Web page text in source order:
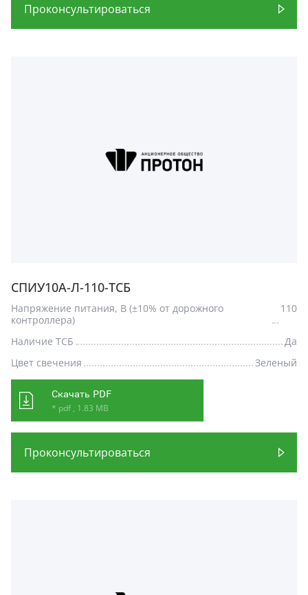
Проконсультироваться
СПИУ10А-Л-110-ТСБ
Напряжение питания, В (±10% от дорожного
контроллера)
110
Наличие ТСБ
Да
Цвет свечения
Зеленый
Скачать PDF
* pdf , 1.83 MB
Проконсультироваться